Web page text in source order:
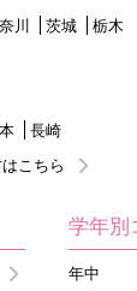
川 茨城
栃木
長崎
こちら
学年別
年中